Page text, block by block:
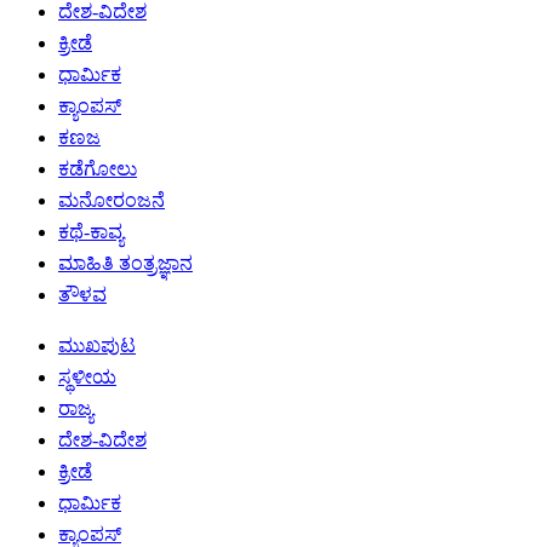
ದೇಶ-ವಿದೇಶ
ಕ್ರೀಡೆ
ಧಾರ್ಮಿಕ
ಕ್ಯಾಂಪಸ್
ಕಣಜ
ಕಡೆಗೋಲು
ಮನೋರಂಜನೆ
ಕಥೆ-ಕಾವ್ಯ
ಮಾಹಿತಿ ತಂತ್ರಜ್ಞಾನ
ತೌಳವ
ಮುಖಪುಟ
ಸ್ಥಳೀಯ
ರಾಜ್ಯ
ದೇಶ-ವಿದೇಶ
ಕ್ರೀಡೆ
ಧಾರ್ಮಿಕ
ಕ್ಯಾಂಪಸ್